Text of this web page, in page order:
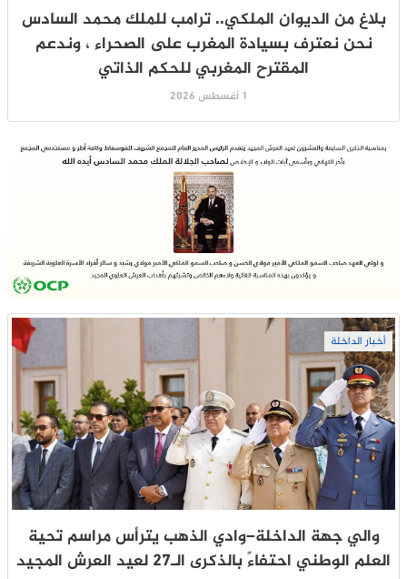
بلاغ من الديوان الملكي.. ترامب للملك محمد السادس
نحن نعترف بسيادة المغرب على الصحراء ، وندعم
المقترح المغربي للحكم الذاتي
1 أغسطس 2026
أخبار الداخلة
والي جهة الداخلة–وادي الذهب يترأس مراسم تحية
العلم الوطني احتفاءً بالذكرى الـ27 لعيد العرش المجيد